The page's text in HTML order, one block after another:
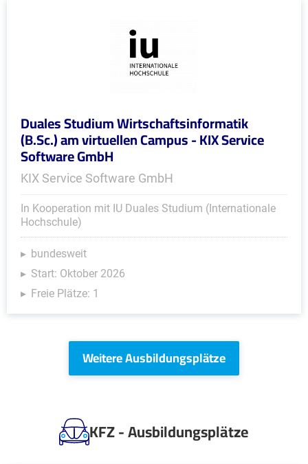
Duales Studium Wirtschaftsinformatik
(B.Sc.) am virtuellen Campus - KIX Service
Software GmbH
KIX Service Software GmbH
In Kooperation mit IU Duales Studium (Internationale
Hochschule)
bundesweit
Start: Oktober 2026
Freie Plätze: 1
Weitere Ausbildungsplätze
KFZ - Ausbildungsplätze